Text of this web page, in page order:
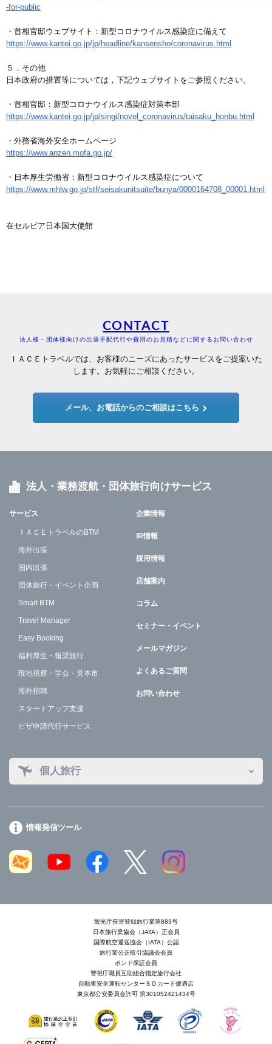
-for-public
・首相官邸ウェブサイト：新型コロナウイルス感染症に備えて
https://www.kantei.go.jp/jp/headline/kansensho/coronavirus.html
５．その他
日本政府の措置等については，下記ウェブサイトをご参照ください。
・首相官邸：新型コロナウイルス感染症対策本部
https://www.kantei.go.jp/jp/singi/novel_coronavirus/taisaku_honbu.html
・外務省海外安全ホームページ
https://www.anzen.mofa.go.jp/
・日本厚生労働省：新型コロナウイルス感染症について
https://www.mhlw.go.jp/stf/seisakunitsuite/bunya/0000164708_00001.html
在セルビア日本国大使館
CONTACT
法人様・団体様向けの出張手配代行や費用のお見積などに関するお問い合わせ
ＩＡＣＥトラベルでは、お客様のニーズにあったサービスをご提案いた
します。お気軽にご相談ください。
メール、お電話からのご相談はこちら
法人・業務渡航・団体旅行向けサービス
サービス
ＩＡＣＥトラベルのBTM
海外出張
国内出張
団体旅行・イベント企画
Smart BTM
Travel Manager
Easy Booking
福利厚生・報奨旅行
現地視察・学会・見本市
海外招聘
スタートアップ支援
ビザ申請代行サービス
企業情報
IR情報
採用情報
店舗案内
コラム
セミナー・イベント
メールマガジン
よくあるご質問
お問い合わせ
個人旅行
情報発信ツール
観光庁長官登録旅行業第883号
日本旅行業協会（JATA）正会員
国際航空運送協会（IATA）公認
旅行業公正取引協議会会員
ボンド保証会員
警視庁職員互助組合指定旅行会社
自動車安全運転センターＳＤカード優遇店
東京都公安委員会許可 第301052421434号